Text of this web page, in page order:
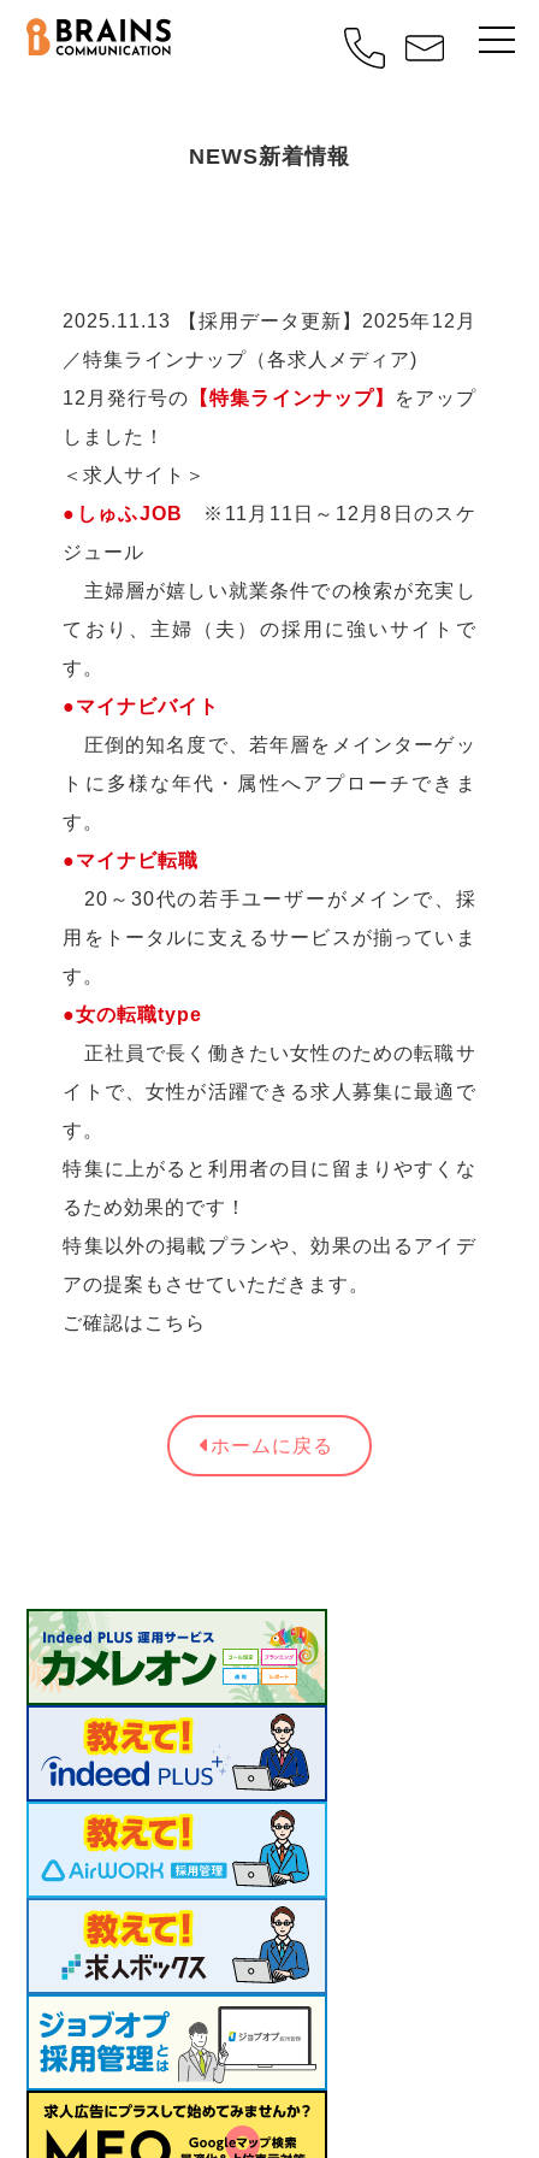
NEWS新着情報
2025.11.13
【採用データ更新】2025年12月
／特集ラインナップ（各求人メディア)
12月発行号の 【特集ラインナップ】
をアップ
しました！
＜求人サイト＞
●しゅふJOB
※11月11日～12月8日のスケ
ジュール
主婦層が嬉しい就業条件での検索が充実し
ており、主婦（夫）の採用に強いサイトで
す。
●マイナビバイト
圧倒的知名度で、若年層をメインターゲッ
トに多様な年代・属性へアプローチできま
す。
●マイナビ転職
20～30代の若手ユーザーがメインで、採
用をトータルに支えるサービスが揃っていま
す。
●女の転職type
正社員で長く働きたい女性のための転職サ
イトで、女性が活躍できる求人募集に最適で
す。
特集に上がると利用者の目に留まりやすくな
るため効果的です！
特集以外の掲載プランや、効果の出るアイデ
アの提案もさせていただきます。
ご確認はこちら
ホームに戻る